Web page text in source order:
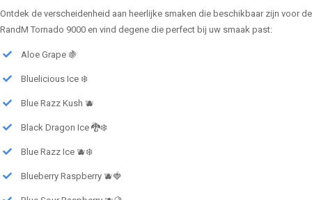
Ontdek de verscheidenheid aan heerlijke smaken die beschikbaar zijn voor de
RandM Tornado 9000 en vind degene die perfect bij uw smaak past:
Aloe Grape 🍇
Bluelicious Ice ❄️
Blue Razz Kush 🫐
Black Dragon Ice 🐉❄️
Blue Razz Ice 🫐❄️
Blueberry Raspberry 🫐🍓